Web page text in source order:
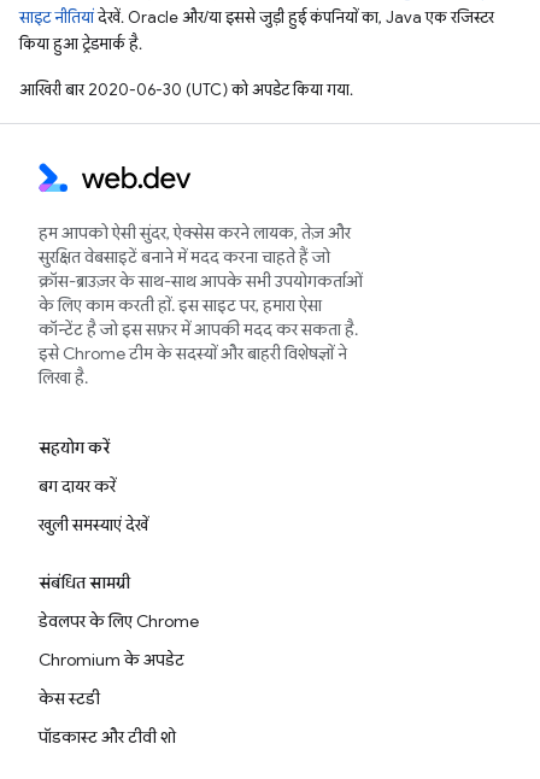
साइट नीतियांदेखें. Oracle और/या इससे जुड़ी हुई कंपनियों का, Java एक रजिस्टर
किया हुआ ट्रेडमार्क है.
आखिरी बार 2020-06-30 (UTC) को अपडेट किया गया.
हम आपको ऐसी सुंदर, ऐक्सेस करने लायक, तेज़ और
सुरक्षित वेबसाइटें बनाने में मदद करना चाहते हैं जो
क्रॉस-ब्राउज़र के साथ-साथ आपके सभी उपयोगकर्ताओं
के लिए काम करती हों. इस साइट पर, हमारा ऐसा
कॉन्टेंट है जो इस सफ़र में आपकी मदद कर सकता है.
इसे Chrome टीम के सदस्यों और बाहरी विशेषज्ञों ने
लिखा है.
सहयोग करें
बग दायर करें
खुली समस्याएं देखें
संबंधित सामग्री
डेवलपर के लिए Chrome
Chromium के अपडेट
केस स्टडी
पॉडकास्ट और टीवी शो